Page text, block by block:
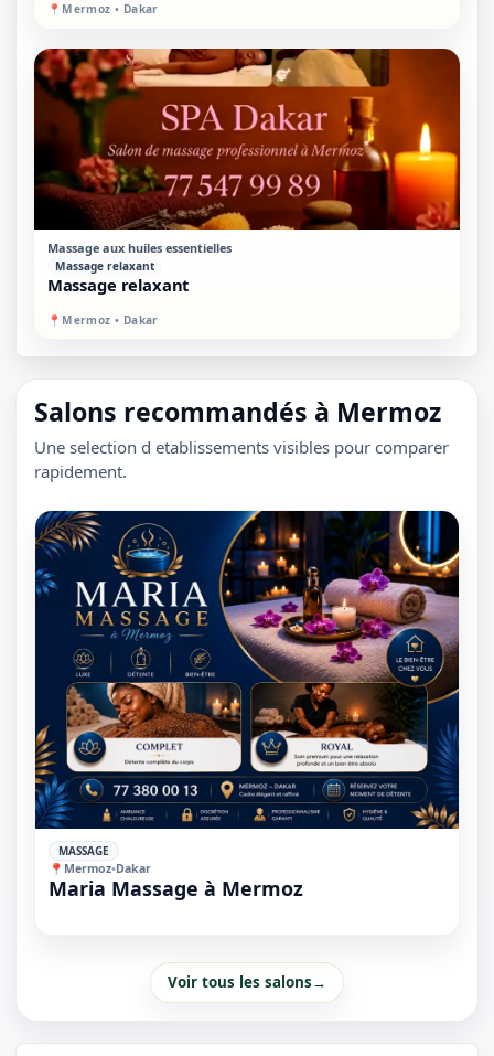
📍 Mermoz • Dakar
STANDARD SUR PLACE
Massage relaxant
Massage aux huiles essentielles
Massage relaxant
📍 Mermoz • Dakar
Salons recommandés à Mermoz
Une selection d etablissements visibles pour comparer
rapidement.
⭐
MASSAGE
Maria Massage à Mermoz
📍 Mermoz•Dakar
Voir tous les salons→